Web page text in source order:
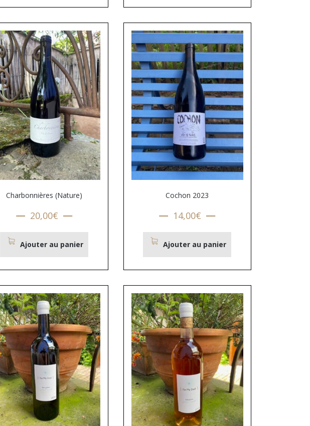
Charbonnières (Nature)
20,00€
Ajouter au panier
Cochon 2023
14,00€
Ajouter au panier